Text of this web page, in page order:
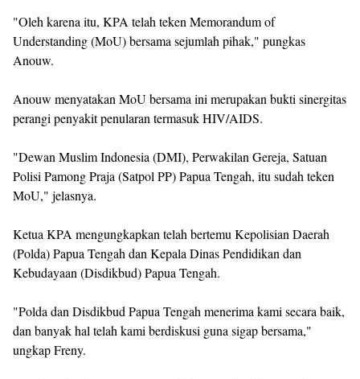
"Oleh karena itu, KPA telah teken Memorandum of
Understanding (MoU) bersama sejumlah pihak," pungkas
Anouw.
Anouw menyatakan MoU bersama ini merupakan bukti sinergitas
perangi penyakit penularan termasuk HIV/AIDS.
"Dewan Muslim Indonesia (DMI), Perwakilan Gereja, Satuan
Polisi Pamong Praja (Satpol PP) Papua Tengah, itu sudah teken
MoU," jelasnya.
Ketua KPA mengungkapkan telah bertemu Kepolisian Daerah
(Polda) Papua Tengah dan Kepala Dinas Pendidikan dan
Kebudayaan (Disdikbud) Papua Tengah.
"Polda dan Disdikbud Papua Tengah menerima kami secara baik,
dan banyak hal telah kami berdiskusi guna sigap bersama,"
ungkap Freny.